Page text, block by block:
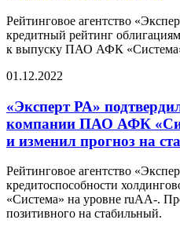
Рейтинговое агентство
кредитный рейтинг
к выпуску ПАО АФК
01.12.2022
«Эксперт РА»
компании ПАО АФК
и изменил прогноз на
Рейтинговое агентство
кредитоспособности
«Система» на уровне ruAA-.
позитивного на стабильный.